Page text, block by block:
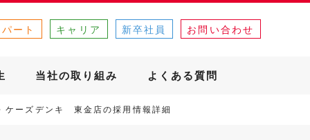
ート キャリア 新卒社員 お問い合わせ
当社の取り組み よくある質問
ケーズデンキ 東金店の採用情報詳細